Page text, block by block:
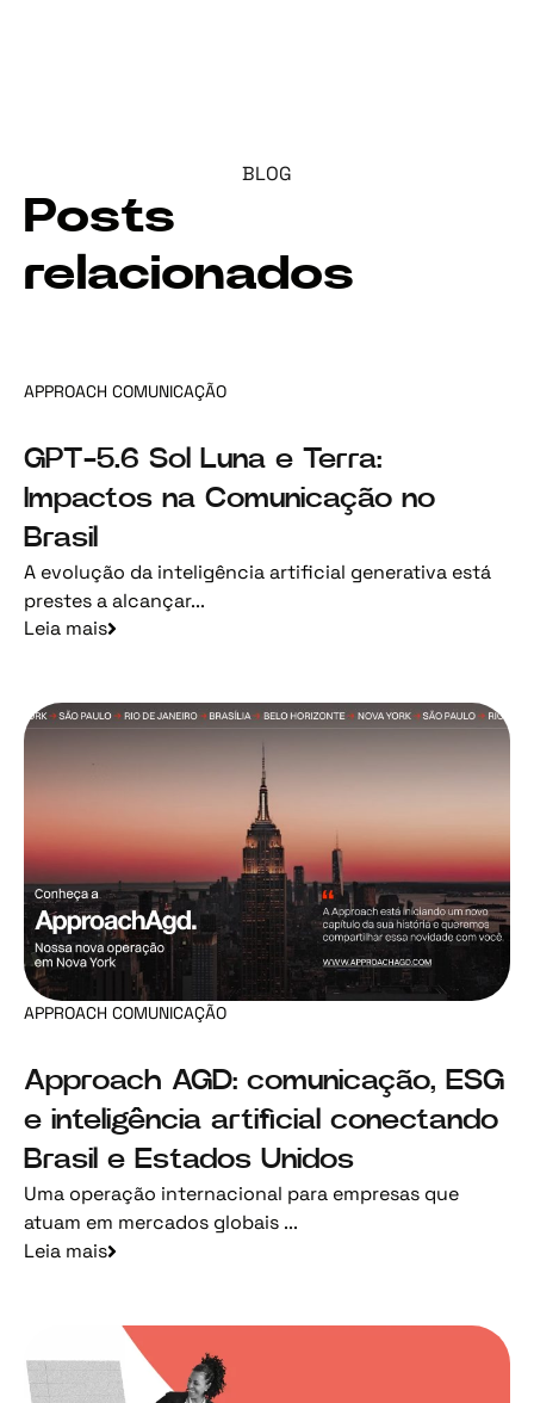
BLOG
Posts
relacionados
APPROACH COMUNICAÇÃO
GPT-5.6 Sol Luna e Terra:
Impactos na Comunicação no
Brasil
A evolução da inteligência artificial generativa está
prestes a alcançar...
Leia mais
APPROACH COMUNICAÇÃO
Approach AGD: comunicação, ESG
e inteligência artificial conectando
Brasil e Estados Unidos
Uma operação internacional para empresas que
atuam em mercados globais ...
Leia mais